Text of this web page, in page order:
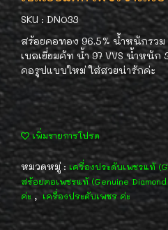
SKU : DN033
สร้อยคอทอง 96.5% น้ำหนักรวม
เบลเยี่ยมคัท น้ำ 97 VVS น้ำหนัก
คอรูปแบบใหม่ ใส่สวยน่ารักค่ะ
เพิ่มรายการโปรด
หมวดหมู่ : เครื่องประดับเพชรแท้
สร้อยคอเพชรแท้ (Genuine
ค่ะ , เครื่องประดับเพชร ค่ะ